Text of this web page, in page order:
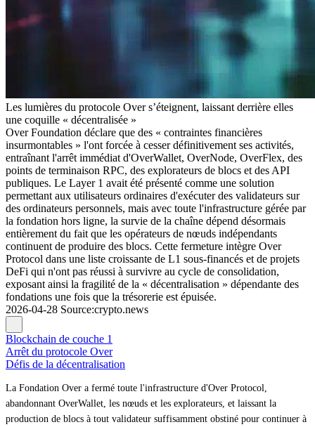
Les lumières du protocole Over s’éteignent, laissant derrière elles
une coquille « décentralisée »
Over Foundation déclare que des « contraintes financières
insurmontables » l'ont forcée à cesser définitivement ses activités,
entraînant l'arrêt immédiat d'OverWallet, OverNode, OverFlex, des
points de terminaison RPC, des explorateurs de blocs et des API
publiques. Le Layer 1 avait été présenté comme une solution
permettant aux utilisateurs ordinaires d'exécuter des validateurs sur
des ordinateurs personnels, mais avec toute l'infrastructure gérée par
la fondation hors ligne, la survie de la chaîne dépend désormais
entièrement du fait que les opérateurs de nœuds indépendants
continuent de produire des blocs. Cette fermeture intègre Over
Protocol dans une liste croissante de L1 sous-financés et de projets
DeFi qui n'ont pas réussi à survivre au cycle de consolidation,
exposant ainsi la fragilité de la « décentralisation » dépendante des
fondations une fois que la trésorerie est épuisée.
2026-04-28 Source:crypto.news
Blockchain de couche 1
Arrêt du protocole Over
Défis de la décentralisation
La Fondation Over a fermé toute l'infrastructure d'Over Protocol,
abandonnant OverWallet, les nœuds et les explorateurs, et laissant la
production de blocs à tout validateur suffisamment obstiné pour continuer à